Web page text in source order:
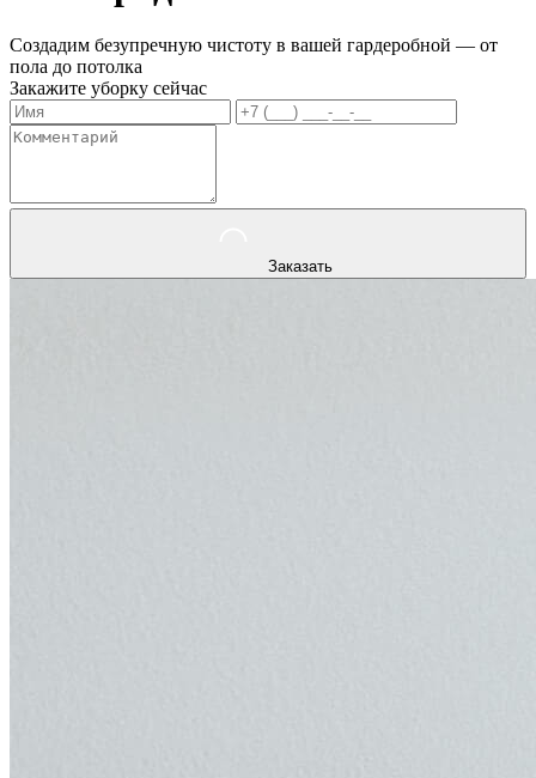
Создадим безупречную чистоту в вашей гардеробной — от
пола до потолка
Закажите уборку сейчас
Заказать